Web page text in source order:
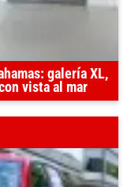
galería XL,
vista al mar